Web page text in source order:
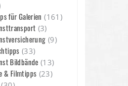
für Galerien (161)
(3)
(9)
(33)
Bildbände (13)
& Filmtipps (23)